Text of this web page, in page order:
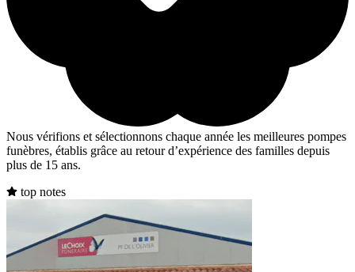
Nous vérifions et sélectionnons chaque année les meilleures pompes
funèbres, établis grâce au retour d’expérience des familles depuis
plus de 15 ans.
top notes